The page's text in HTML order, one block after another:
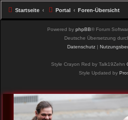
Startseite Portal Foren-Übersicht
Powered by phpBB® Forum
Deutsche Übersetzung
Datenschutz|
Style Crayon Red by Talk19Zehn
Style Updated by